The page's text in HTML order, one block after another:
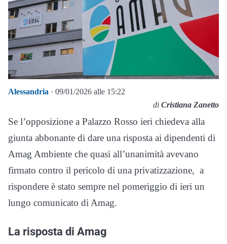
Alessandria · 09/01/2026 alle 15:22
di Cristiana Zanetto
Se l’opposizione a Palazzo Rosso ieri chiedeva alla
giunta abbonante di dare una risposta ai dipendenti di
Amag Ambiente che quasi all’unanimità avevano
firmato contro il pericolo di una privatizzazione, a
rispondere è stato sempre nel pomeriggio di ieri un
lungo comunicato di Amag.
La risposta di Amag